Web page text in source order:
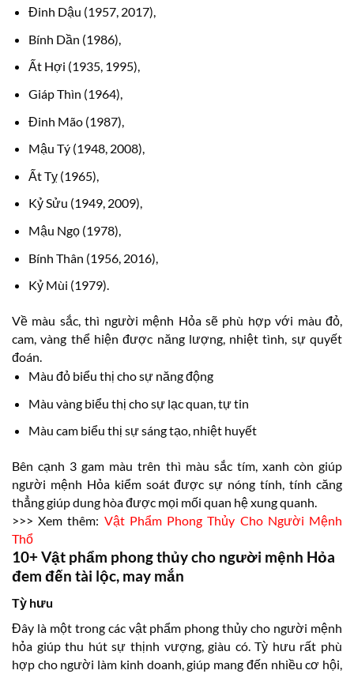
Đinh Dậu (1957, 2017),
Bính Dần (1986),
Ất Hợi (1935, 1995),
Giáp Thìn (1964),
Đinh Mão (1987),
Mậu Tý (1948, 2008),
Ất Tỵ (1965),
Kỷ Sửu (1949, 2009),
Mậu Ngọ (1978),
Bính Thân (1956, 2016),
Kỷ Mùi (1979).
Về màu sắc, thì người mệnh Hỏa sẽ phù hợp với màu đỏ,
cam, vàng thể hiện được năng lượng, nhiệt tình, sự quyết
đoán.
Màu đỏ biểu thị cho sự năng động
Màu vàng biểu thị cho sự lạc quan, tự tin
Màu cam biểu thị sự sáng tạo, nhiệt huyết
Bên cạnh 3 gam màu trên thì màu sắc tím, xanh còn giúp
người mệnh Hỏa kiểm soát được sự nóng tính, tính căng
thẳng giúp dung hòa được mọi mối quan hệ xung quanh.
>>> Xem thêm: Vật Phẩm Phong Thủy Cho Người Mệnh
Thổ
10+ Vật phẩm phong thủy cho người mệnh Hỏa
đem đến tài lộc, may mắn
Tỳ hưu
Đây là một trong các vật phẩm phong thủy cho người mệnh
hỏa giúp thu hút sự thịnh vượng, giàu có. Tỳ hưu rất phù
hợp cho người làm kinh doanh, giúp mang đến nhiều cơ hội,